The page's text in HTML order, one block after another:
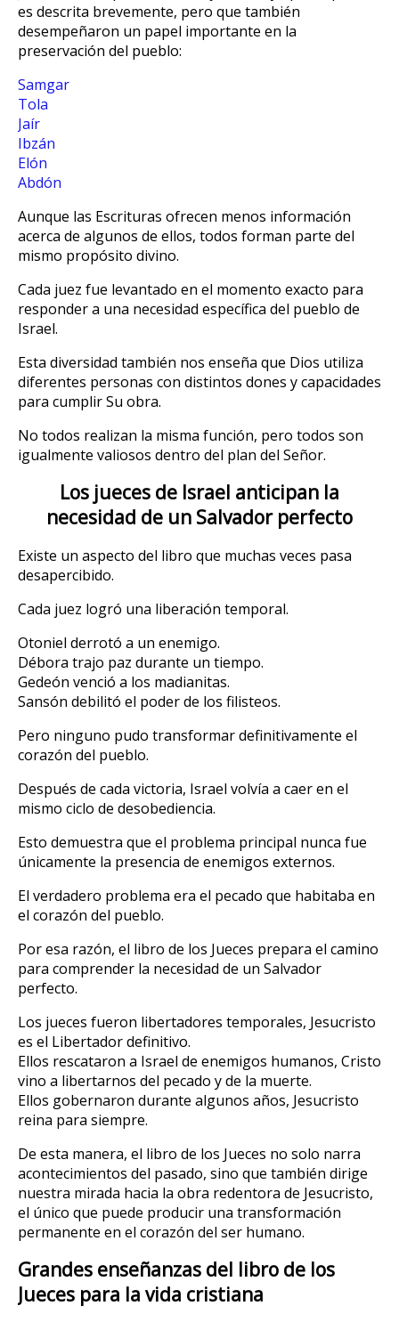
es descrita brevemente, pero que también
desempeñaron un papel importante en la
preservación del pueblo:
Samgar
Tola
Jaír
Ibzán
Elón
Abdón
Aunque las Escrituras ofrecen menos información
acerca de algunos de ellos, todos forman parte del
mismo propósito divino.
Cada juez fue levantado en el momento exacto para
responder a una necesidad específica del pueblo de
Israel.
Esta diversidad también nos enseña que Dios utiliza
diferentes personas con distintos dones y capacidades
para cumplir Su obra.
No todos realizan la misma función, pero todos son
igualmente valiosos dentro del plan del Señor.
Los jueces de Israel anticipan la
necesidad de un Salvador perfecto
Existe un aspecto del libro que muchas veces pasa
desapercibido.
Cada juez logró una liberación temporal.
Otoniel derrotó a un enemigo.
Débora trajo paz durante un tiempo.
Gedeón venció a los madianitas.
Sansón debilitó el poder de los filisteos.
Pero ninguno pudo transformar definitivamente el
corazón del pueblo.
Después de cada victoria, Israel volvía a caer en el
mismo ciclo de desobediencia.
Esto demuestra que el problema principal nunca fue
únicamente la presencia de enemigos externos.
El verdadero problema era el pecado que habitaba en
el corazón del pueblo.
Por esa razón, el libro de los Jueces prepara el camino
para comprender la necesidad de un Salvador
perfecto.
Los jueces fueron libertadores temporales, Jesucristo
es el Libertador definitivo.
Ellos rescataron a Israel de enemigos humanos, Cristo
vino a libertarnos del pecado y de la muerte.
Ellos gobernaron durante algunos años, Jesucristo
reina para siempre.
De esta manera, el libro de los Jueces no solo narra
acontecimientos del pasado, sino que también dirige
nuestra mirada hacia la obra redentora de Jesucristo,
el único que puede producir una transformación
permanente en el corazón del ser humano.
Grandes enseñanzas del libro de los
Jueces para la vida cristiana